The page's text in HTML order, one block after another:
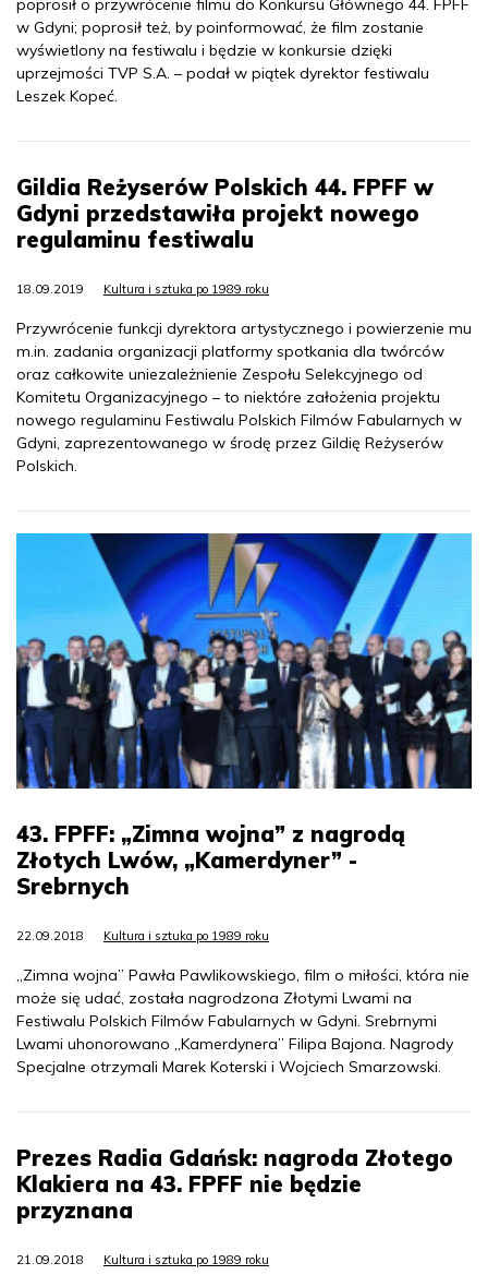
poprosił o przywrócenie filmu do Konkursu Głównego 44. FPFF
w Gdyni; poprosił też, by poinformować, że film zostanie
wyświetlony na festiwalu i będzie w konkursie dzięki
uprzejmości TVP S.A. – podał w piątek dyrektor festiwalu
Leszek Kopeć.
Gildia Reżyserów Polskich 44. FPFF w
Gdyni przedstawiła projekt nowego
regulaminu festiwalu
18.09.2019 Kultura i sztuka po 1989 roku
Przywrócenie funkcji dyrektora artystycznego i powierzenie mu
m.in. zadania organizacji platformy spotkania dla twórców
oraz całkowite uniezależnienie Zespołu Selekcyjnego od
Komitetu Organizacyjnego – to niektóre założenia projektu
nowego regulaminu Festiwalu Polskich Filmów Fabularnych w
Gdyni, zaprezentowanego w środę przez Gildię Reżyserów
Polskich.
43. FPFF: „Zimna wojna” z nagrodą
Złotych Lwów, „Kamerdyner” -
Srebrnych
22.09.2018 Kultura i sztuka po 1989 roku
„Zimna wojna” Pawła Pawlikowskiego, film o miłości, która nie
może się udać, została nagrodzona Złotymi Lwami na
Festiwalu Polskich Filmów Fabularnych w Gdyni. Srebrnymi
Lwami uhonorowano „Kamerdynera” Filipa Bajona. Nagrody
Specjalne otrzymali Marek Koterski i Wojciech Smarzowski.
Prezes Radia Gdańsk: nagroda Złotego
Klakiera na 43. FPFF nie będzie
przyznana
21.09.2018 Kultura i sztuka po 1989 roku